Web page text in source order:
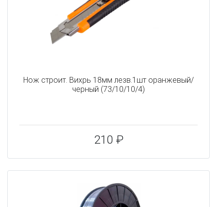
Нож строит. Вихрь 18мм лезв.1шт оранжевый/
черный (73/10/10/4)
210 ₽